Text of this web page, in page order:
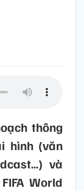
thông
hình (văn
và
World